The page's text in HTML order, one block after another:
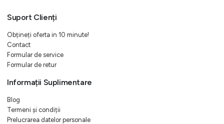
Suport Clienți
Obțineți oferta in 10 minute!
Contact
Formular de service
Formular de retur
Informații Suplimentare
Blog
Termeni și condiții
Prelucrarea datelor personale